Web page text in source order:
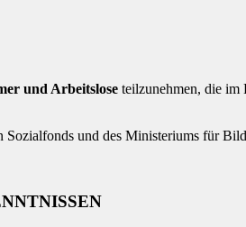
und Arbeitslose teilzunehmen, die im
und des Ministeriums für